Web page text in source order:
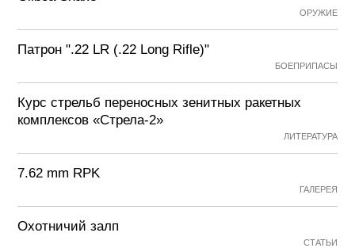
ОРУЖИЕ
Патрон ".22 LR (.22 Long Rifle)"
БОЕПРИПАСЫ
Курс стрельб переносных зенитных ракетных
комплексов «Стрела-2»
ЛИТЕРАТУРА
7.62 mm RPK
ГАЛЕРЕЯ
Охотничий залп
СТАТЬИ